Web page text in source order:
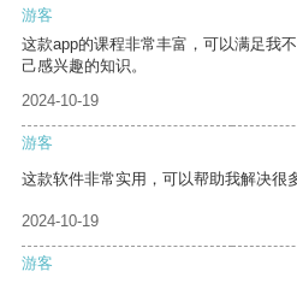
游客
这款app的课程非常丰富，可以满足我
己感兴趣的知识。
2024-10-19
游客
这款软件非常实用，可以帮助我解决很
2024-10-19
游客